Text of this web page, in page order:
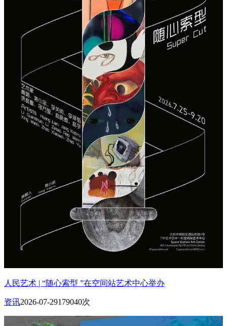
人民艺术 | “随心索型 ”在空间站艺术中心举办
资讯2026-07-29179040次